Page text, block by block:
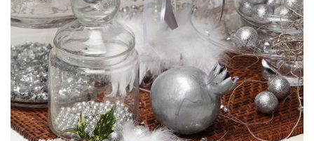
Design
Sledujte prima+
Přihlášení